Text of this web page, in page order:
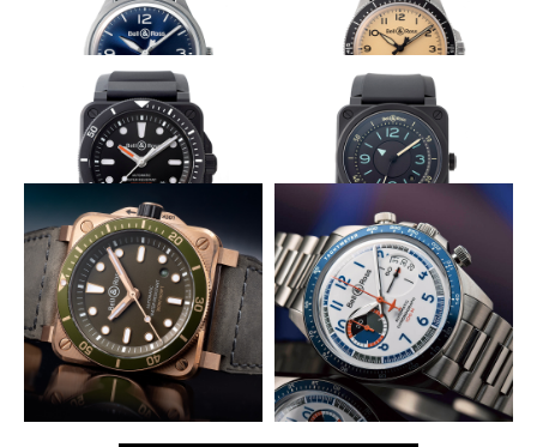
BR V3-94 R.S.19
BR V2-94 ベリータンカー ブロ
鮮烈なサイレントブルー
BELL&ROSS
BR V1-92 ブルー スティール
ストレッチ素材のストラップ
BELL&ROSS
BR V2-92 ミリタリー ベージュ
BELL&ROSS
BR 03-92 ダイバー ブラック マ
ット
BELL&ROSS
BR 03-92 バイ コンパス
ミリタリー色のスクエアダイバー
BELL&ROSS
BR 03-92 ダイバー グリーン ブ
ロンズ
大空への憧憬をダイヤルに託す
BELL&ROSS
BR V2-94 レーシングバード